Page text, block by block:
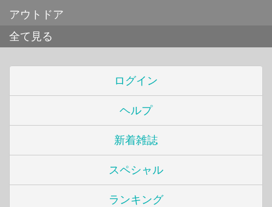
アウトドア
全て見る
ログイン
ヘルプ
新着雑誌
スペシャル
ランキング